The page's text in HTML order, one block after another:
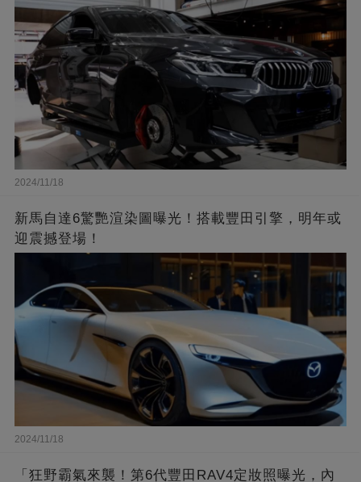
2024/11/18
新馬自達6驚艷渲染圖曝光！搭載豐田引擎，明年或
迎震撼登場！
2024/11/18
「狂野霸氣來襲！第6代豐田RAV4定妝照曝光，內